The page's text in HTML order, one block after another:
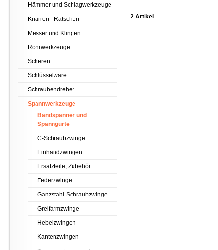
2 Artikel
Hämmer und Schlagwerkzeuge
Knarren - Ratschen
Messer und Klingen
Rohrwerkzeuge
Scheren
Schlüsselware
Schraubendreher
Spannwerkzeuge
Bandspanner und
Spanngurte
C-Schraubzwinge
Einhandzwingen
Ersatzteile, Zubehör
Federzwinge
Ganzstahl-Schraubzwinge
Greifarmzwinge
Hebelzwingen
Kantenzwingen